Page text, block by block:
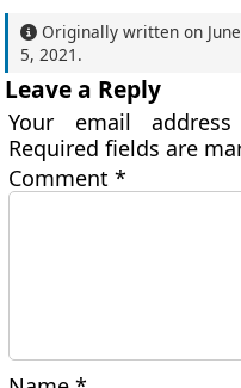
Originally written on
5, 2021 .
Leave a Reply
Your email
Required fields are
Comment*